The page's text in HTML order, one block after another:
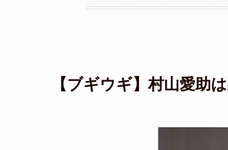
【ブギウギ】村山愛助